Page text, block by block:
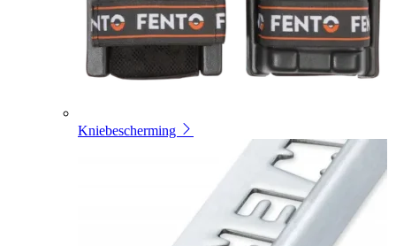
Kniebescherming